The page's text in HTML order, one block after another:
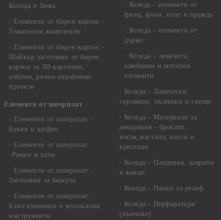
Коледа и Зима
Елементи от бирен картон -
Тематични комплекти
Елементи от бирен картон -
Шейкър заготовки от бирен
картон за 3D картички,
албуми, ръчно израбоени
проекти
Елементи от шперплат
Елементи от шперплат -
Букви и цифри
Елементи от шперплат
-Рамки и ъгли
Елементи от шперплат -
Заготовки за бижута
Елементи от шперплат -
Етно елементи и музикални
инструменти
Коледа - елементи от
филц, фоам, плат и прежда
Коледа - елементи от
дърво
Коледа - звънчета,
камбанки и метални
елементи
Коледа - Лампички,
гирлянди, пълнежи и свещи
Коледа - Материали за
декорация - брокати,
восък,мастила, пасти и
кристали
Коледа - Панделки, ширити
и конци
Коелда - Папки за релеф
Коледа - Перфоратори
(пънчове)